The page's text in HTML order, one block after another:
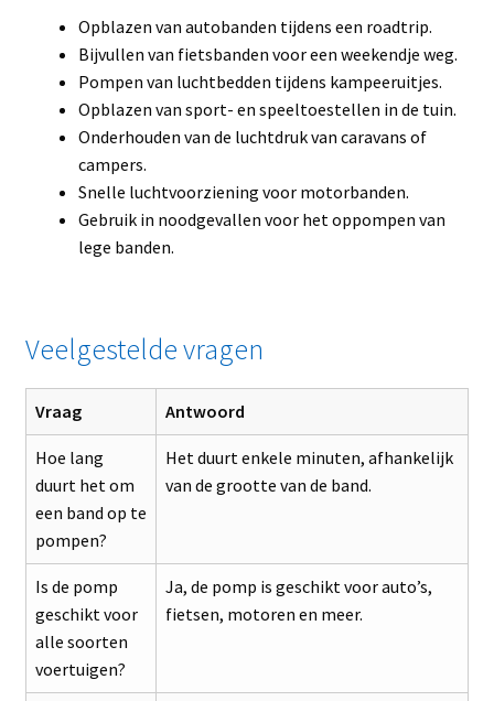
Opblazen van autobanden tijdens een roadtrip.
Bijvullen van fietsbanden voor een weekendje weg.
Pompen van luchtbedden tijdens kampeeruitjes.
Opblazen van sport- en speeltoestellen in de tuin.
Onderhouden van de luchtdruk van caravans of
campers.
Snelle luchtvoorziening voor motorbanden.
Gebruik in noodgevallen voor het oppompen van
lege banden.
Veelgestelde vragen
Vraag Antwoord
Hoe lang
duurt het om
een band op te
pompen?
Het duurt enkele minuten, afhankelijk
van de grootte van de band.
Is de pomp
geschikt voor
alle soorten
voertuigen?
Ja, de pomp is geschikt voor auto’s,
fietsen, motoren en meer.